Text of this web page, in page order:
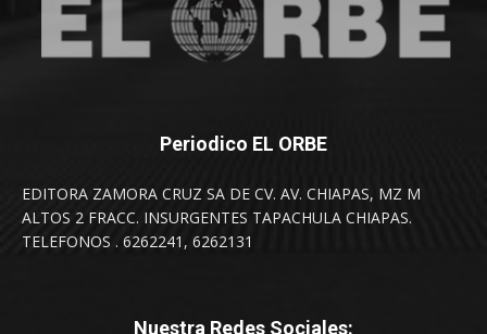
Periodico EL ORBE
EDITORA ZAMORA CRUZ SA DE CV. AV. CHIAPAS, MZ M
ALTOS 2 FRACC. INSURGENTES TAPACHULA CHIAPAS.
TELEFONOS . 6262241, 6262131
Nuestra Redes Sociales: